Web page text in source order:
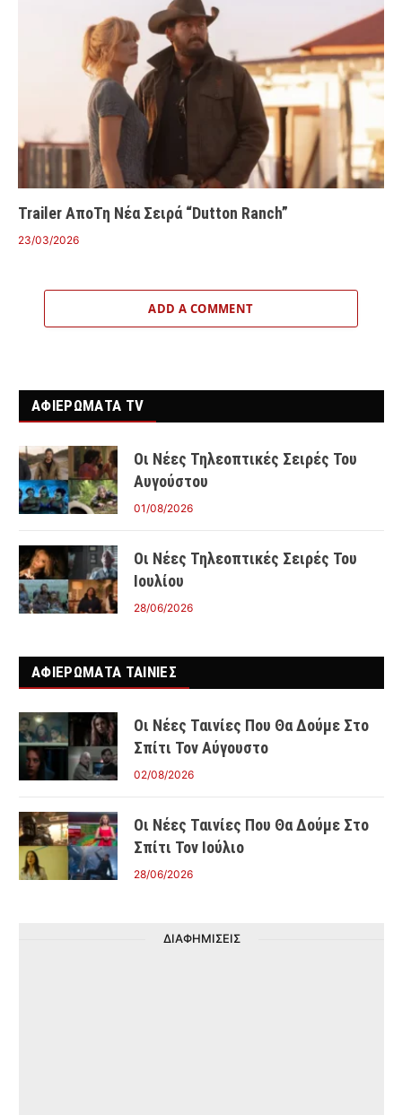
Trailer ΑποΤη Νέα Σειρά “Dutton Ranch”
23/03/2026
ADD A COMMENT
ΑΦΙΕΡΩΜΑΤΑ TV
Οι Νέες Τηλεοπτικές Σειρές Του
Αυγούστου
01/08/2026
Οι Νέες Τηλεοπτικές Σειρές Του
Ιουλίου
28/06/2026
ΑΦΙΕΡΩΜΑΤΑ ΤΑΙΝΊΕΣ
Οι Νέες Ταινίες Που Θα Δούμε Στο
Σπίτι Τον Αύγουστο
02/08/2026
Οι Νέες Ταινίες Που Θα Δούμε Στο
Σπίτι Τον Ιούλιο
28/06/2026
ΔΙΑΦΗΜΙΣΕΙΣ